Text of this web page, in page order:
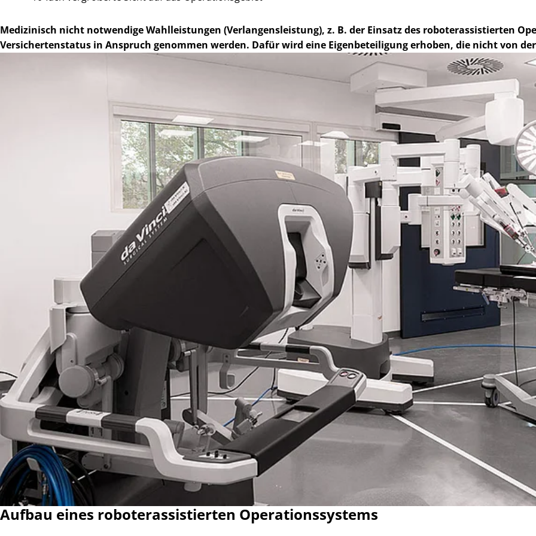
Medizinisch nicht notwendige Wahlleistungen (Verlangensleistung), z. B. der Einsatz des roboterassistierten
Versichertenstatus in Anspruch genommen werden. Dafür wird eine Eigenbeteiligung erhoben, die nicht von
Aufbau eines roboterassistierten Operationssystems